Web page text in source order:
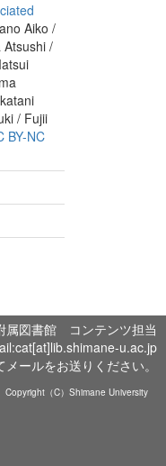
Aiko /
Atsushi /
/ Fujii
BY-NC
属図書館 コンテンツ担当
u.ac.jp
ールをお送りください。
Copyright（C）Shimane University